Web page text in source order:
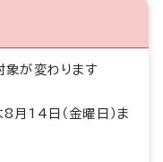
が変わります
月14日（金曜日）ま